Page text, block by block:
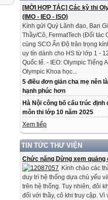
[MỜI HỢP TÁC] Các kỳ thi
(IMO - IEO - ISO)
Kính gửi Quý Lãnh đạo, Ban
Thầy/Cô, FermatTech (Đối tác
cùng SCO Ấn Độ trân trọng
uy tín dành cho HS từ lớp 1 -
Quốc tế. - IEO: Olympic Tiếng
Olympic Khoa học...
5 điều đơn giản cha mẹ nên
hạnh phúc hơn
Hà Nội công bố cấu trúc định
môn thi lớp 10 năm 2025
Xem tiếp
TIN TỨC THƯ VIỆN
Chức năng Dừng xem quảng
Kính chào các
duy trì hệ thống dựa chủ yếu
trên hệ thống. Tuy nhiên, đôi
đối với thầy, cô khi truy cập. Vì